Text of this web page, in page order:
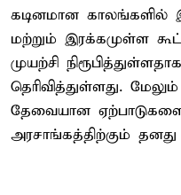
கடினமான காலங்களில்
மற்றும் இரக்கமுள்ள
முயற்சி
தெரிவித்துள்ளது.
தேவையான
அரசாங்கத்திற்கும் தனது